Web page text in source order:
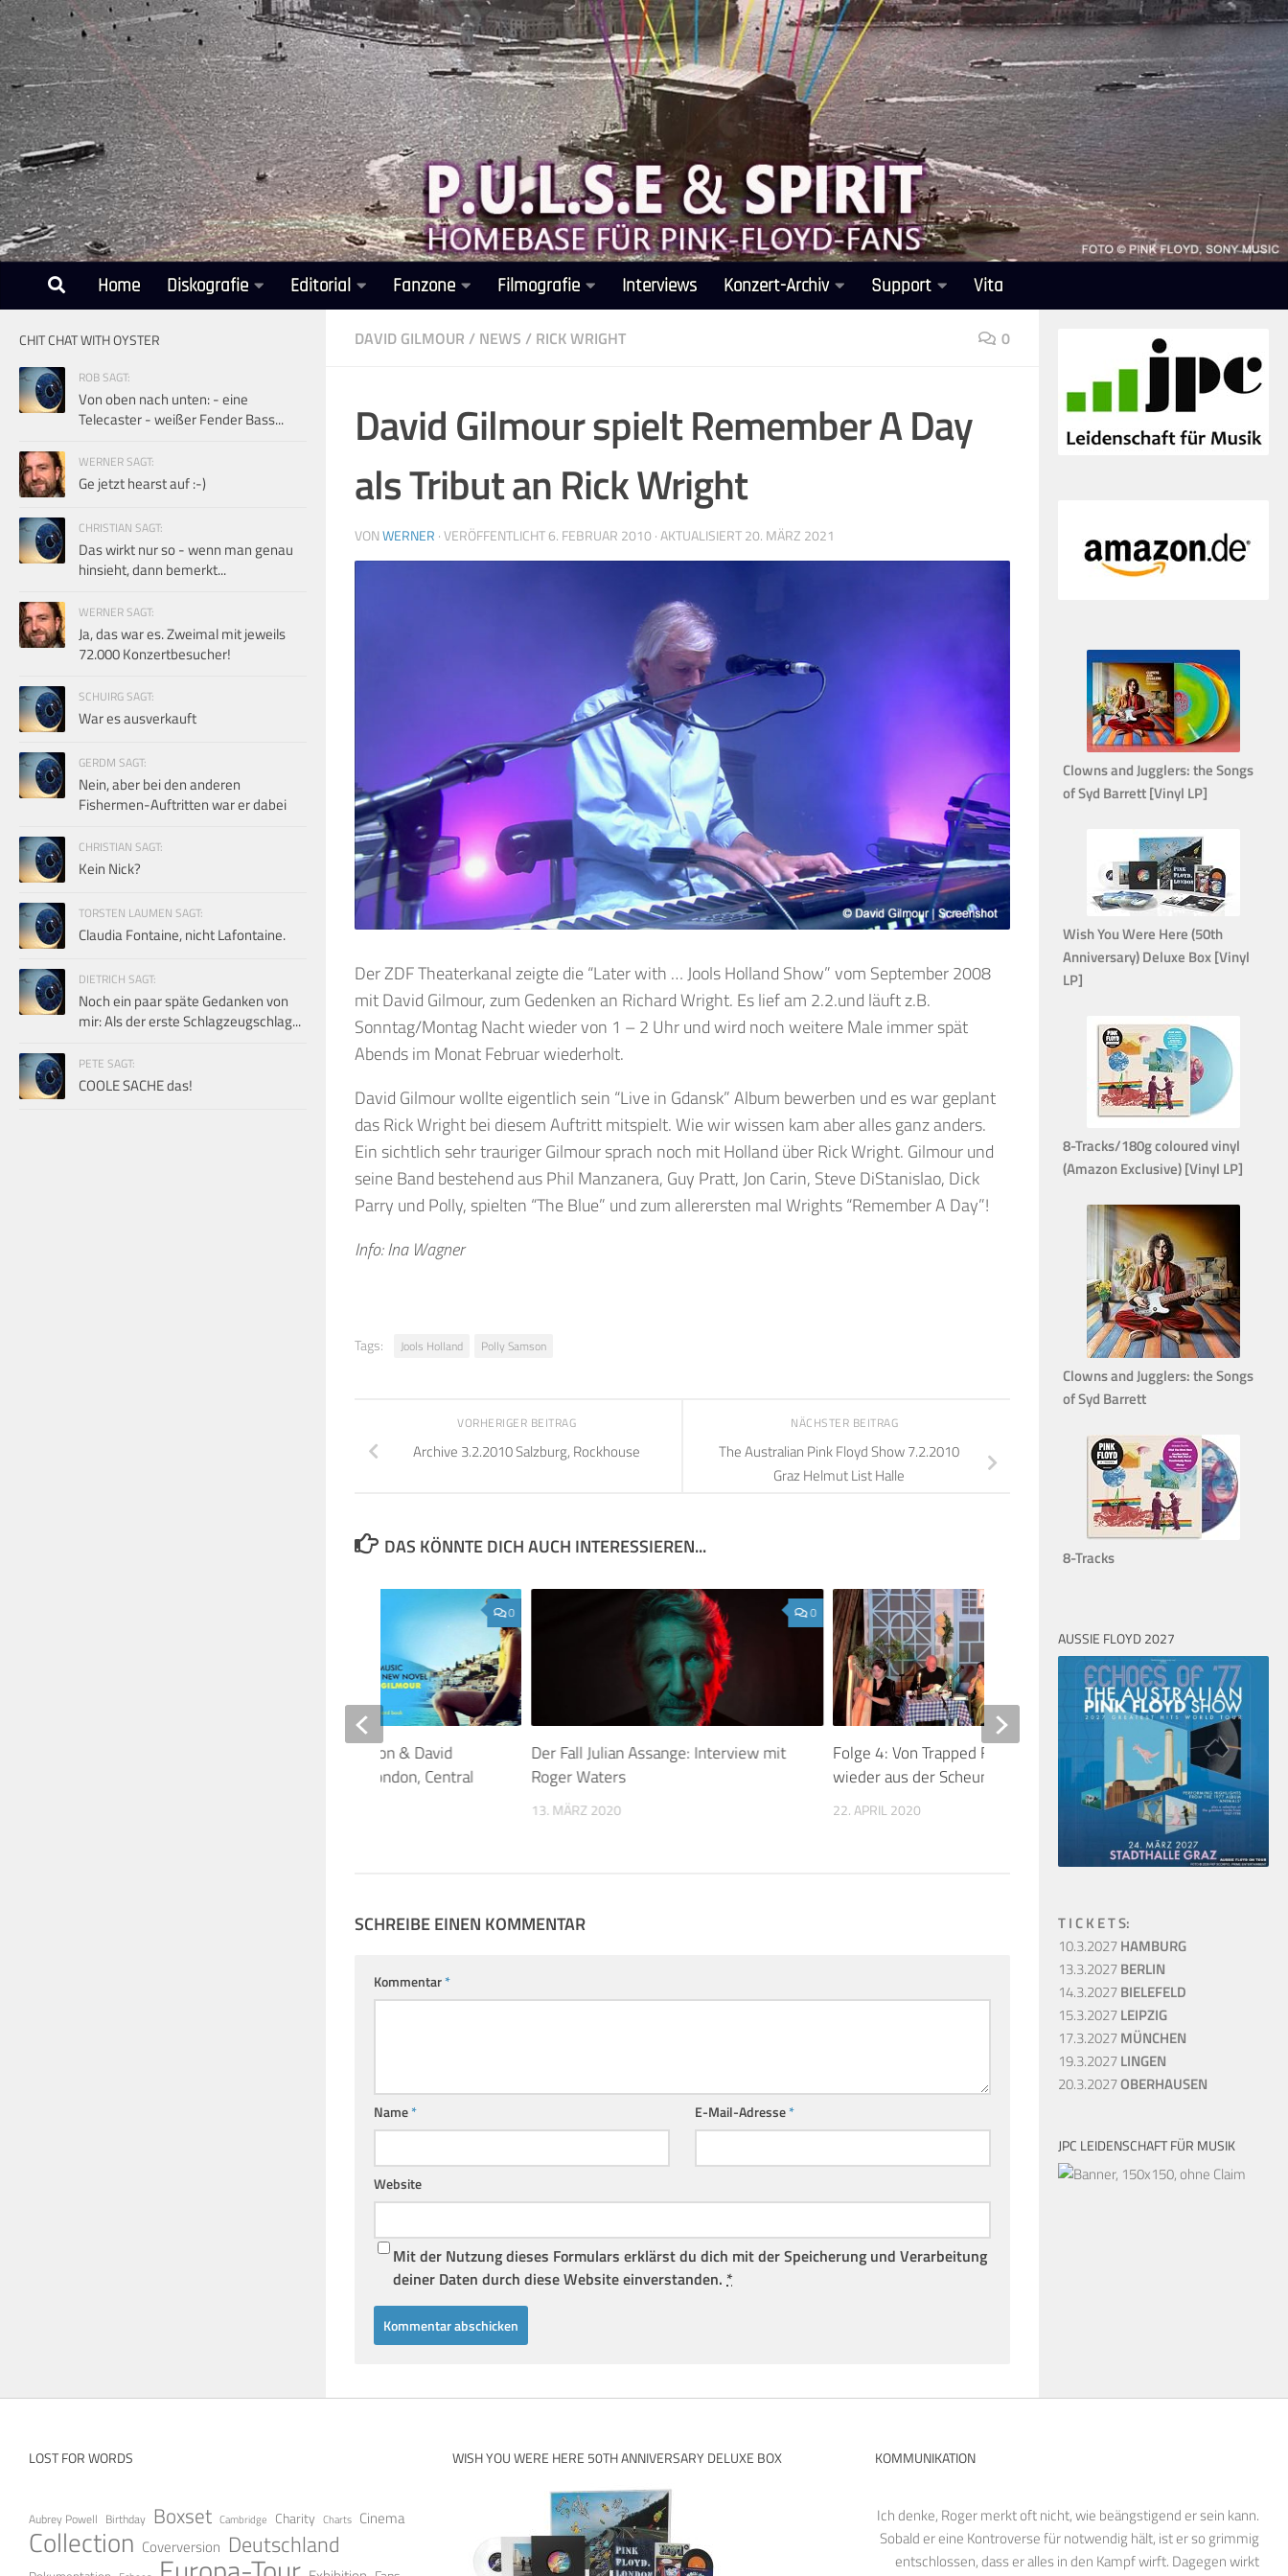
Unter dem Inhalt
Home Diskografie Editorial Fanzone Filmografie Interviews Konzert-Archiv Support Vita
DAVID GILMOUR / NEWS / RICK WRIGHT 0
David Gilmour spielt Remember A Day
als Tribut an Rick Wright
VONWERNER · VERÖFFENTLICHT6. FEBRUAR 2010 · AKTUALISIERT20. MÄRZ 2021
Der ZDF Theaterkanal zeigte die “Later with … Jools Holland Show” vom September 2008
mit David Gilmour, zum Gedenken an Richard Wright. Es lief am 2.2.und läuft z.B.
Sonntag/Montag Nacht wieder von 1 – 2 Uhr und wird noch weitere Male immer spät
Abends im Monat Februar wiederholt.
David Gilmour wollte eigentlich sein “Live in Gdansk” Album bewerben und es war geplant
das Rick Wright bei diesem Auftritt mitspielt. Wie wir wissen kam aber alles ganz anders.
Ein sichtlich sehr trauriger Gilmour sprach noch mit Holland über Rick Wright. Gilmour und
seine Band bestehend aus Phil Manzanera, Guy Pratt, Jon Carin, Steve DiStanislao, Dick
Parry und Polly, spielten “The Blue” und zum allerersten mal Wrights “Remember A Day”!
Info: Ina Wagner
Tags: Jools Holland Polly Samson
NÄCHSTER BEITRAG
The Australian Pink Floyd Show 7.2.2010
Graz Helmut List Halle
VORHERIGER BEITRAG
Archive 3.2.2010 Salzburg, Rockhouse
DAS KÖNNTE DICH AUCH INTERESSIEREN...
0
Der Fall Julian Assange: Interview mit
Roger Waters
13. MÄRZ 2020
Folge 4: Von Trapped Family streamen
wieder aus der Scheune
22. APRIL 2020
David Gilmour
Observatorium ALMA!
30. DEZEMBER 2017
0
Abgesagt: Polly Samson & David
Gilmour 28.6.2021 London, Central
SCHREIBE EINEN KOMMENTAR
Kommentar*
Name* E-Mail-Adresse*
Website
Mit der Nutzung dieses Formulars erklärst du dich mit der Speicherung und Verarbeitung
deiner Daten durch diese Website einverstanden. *
CHIT CHAT WITH OYSTER
ROB SAGT:
Von oben nach unten: - eine
Telecaster - weißer Fender Bass...
WERNER SAGT:
Ge jetzt hearst auf :-)
CHRISTIAN SAGT:
Das wirkt nur so - wenn man genau
hinsieht, dann bemerkt...
WERNER SAGT:
Ja, das war es. Zweimal mit jeweils
72.000 Konzertbesucher!
SCHUIRG SAGT:
War es ausverkauft
GERDM SAGT:
Nein, aber bei den anderen
Fishermen-Auftritten war er dabei
CHRISTIAN SAGT:
Kein Nick?
TORSTEN LAUMEN SAGT:
Claudia Fontaine, nicht Lafontaine.
DIETRICH SAGT:
Noch ein paar späte Gedanken von
mir: Als der erste Schlagzeugschlag...
PETE SAGT:
COOLE SACHE das!
Clowns and Jugglers: the Songs
of Syd Barrett [Vinyl LP]
Wish You Were Here (50th
Anniversary) Deluxe Box [Vinyl
LP]
8-Tracks/180g coloured vinyl
(Amazon Exclusive) [Vinyl LP]
Clowns and Jugglers: the Songs
of Syd Barrett
8-Tracks
AUSSIE FLOYD 2027
T I C K E T S:
10.3.2027HAMBURG
13.3.2027BERLIN
14.3.2027BIELEFELD
15.3.2027LEIPZIG
17.3.2027MÜNCHEN
19.3.2027LINGEN
20.3.2027OBERHAUSEN
JPC LEIDENSCHAFT FÜR MUSIK
LOST FOR WORDS
Aubrey Powell Birthday Boxset Cambridge Charity Charts Cinema
Collection Coverversion Deutschland
WISH YOU WERE HERE 50TH ANNIVERSARY DELUXE BOX KOMMUNIKATION
Ich denke, Roger merkt oft nicht, wie beängstigend er sein kann.
Sobald er eine Kontroverse für notwendig hält, ist er so grimmig
entschlossen, dass er alles in den Kampf wirft. Dagegen wirkt